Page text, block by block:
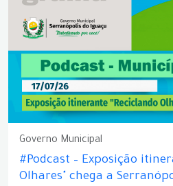
Governo Municipal
#Podcast – Exposição
Olhares" chega a